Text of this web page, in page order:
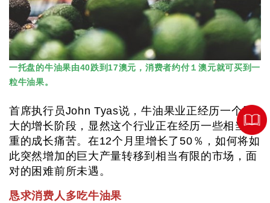
一托盘的牛油果由40跌到17澳元，消费者约付１澳元就可买到一
粒牛油果。
首席执行员John Tyas说，牛油果业正经历一个巨
大的增长阶段，显然这个行业正在经历一些相当严
重的成长痛苦。在12个月里增长了50％，如何将如
此突然增加的巨大产量转移到相当有限的市场，面
对的困难前所未遇。
恳求消费人多吃牛油果